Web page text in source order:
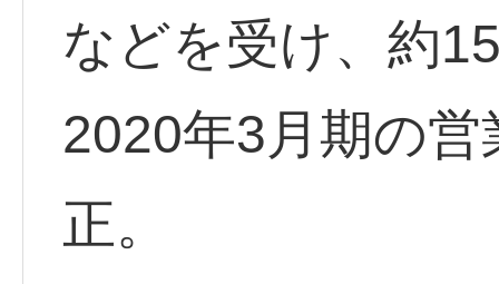
などを受け、約
2020年3月期の
正。